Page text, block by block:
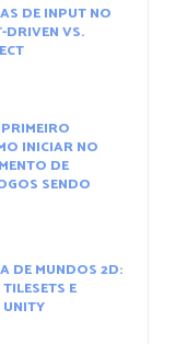
DE INPUT NO
DRIVEN VS.
INICIAR NO
DE
SENDO
DE MUNDOS 2D:
E